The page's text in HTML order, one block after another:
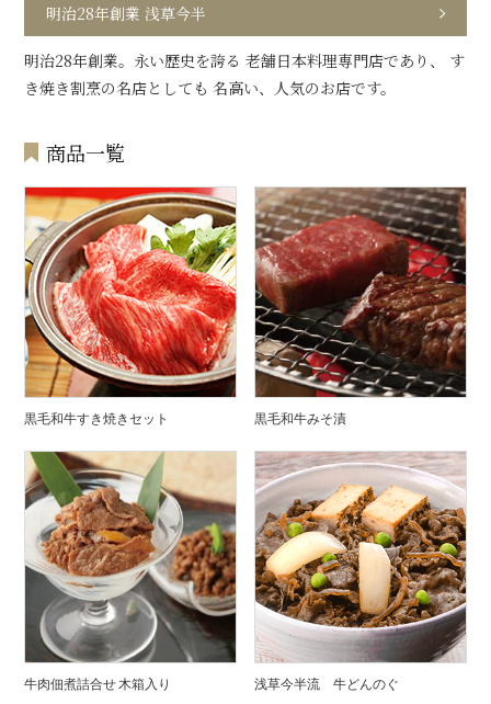
明治28年創業 浅草今半
明治28年創業。永い歴史を誇る 老舗日本料理専門店であり、 す
き焼き割烹の名店としても 名高い、人気のお店です。
商品一覧
黒毛和牛すき焼きセット 黒毛和牛みそ漬
牛肉佃煮詰合せ 木箱入り 浅草今半流 牛どんのぐ